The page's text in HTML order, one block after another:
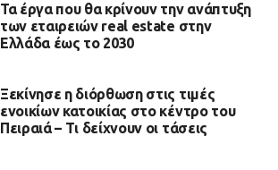
Τα έργα που θα κρίνουν την ανάπτυξη
των εταιρειών real estate στην
Ελλάδα έως το 2030
Ξεκίνησε η διόρθωση στις τιμές
ενοικίων κατοικίας στο κέντρο του
Πειραιά – Τι δείχνουν οι τάσεις